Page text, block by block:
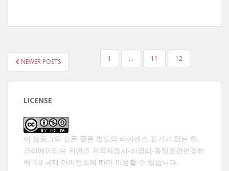
글
페
이
NEWER POSTS 1 … 11 12
LICENSE
이 블로그의 모든 글은 별도의 라이센스 표기가 없는 한,
크리에이티브 커먼즈 저작자표시-비영리-동일조건변경허
락 4.0 국제 라이선스에 따라 이용할 수 있습니다.